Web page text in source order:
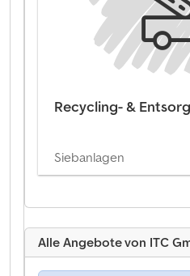
Recycling- &
Siebanlagen
Alle Angebote von ITC